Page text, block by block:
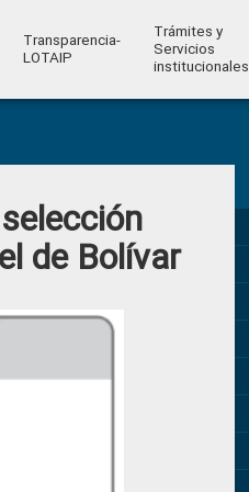
Transparencia-
LOTAIP
Trámites y
Servicios
institucionales
de Bolívar